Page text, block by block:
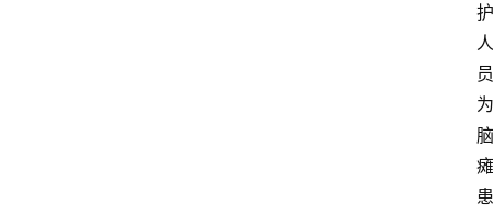
护
人
员
为
脑
瘫
患